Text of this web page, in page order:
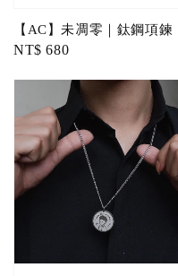
【AC】未凋零｜鈦鋼項鍊
Regular
NT$ 680